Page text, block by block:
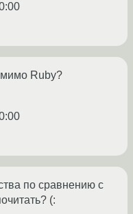
Ruby?
по сравнению с
(: